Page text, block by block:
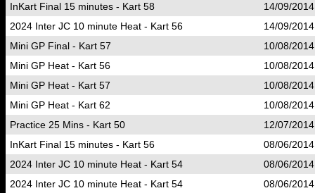
InKart Final 15 minutes - Kart 58
14/09/
2024 Inter JC 10 minute Heat - Kart 56
14/09/
Mini GP Final - Kart 57
10/08/
Mini GP Heat - Kart 56
10/08/
Mini GP Heat - Kart 57
10/08/
Mini GP Heat - Kart 62
10/08/
Practice 25 Mins - Kart 50
12/07/
InKart Final 15 minutes - Kart 56
08/06/
2024 Inter JC 10 minute Heat - Kart 54
08/06/
2024 Inter JC 10 minute Heat - Kart 54
08/06/